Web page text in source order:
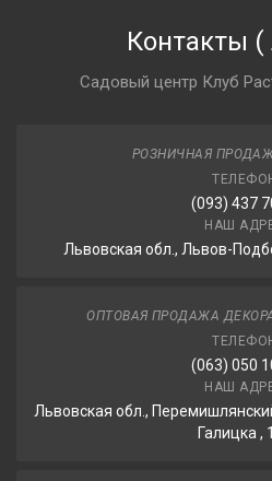
Контакты (
Садовый центр Клуб
РОЗНИЧНАЯ
(093) 437
НАШ
Львовская обл., Львов-
ОПТОВАЯ ПРОДАЖА
(063) 050
НАШ
Львовская обл.,
Галицка ,